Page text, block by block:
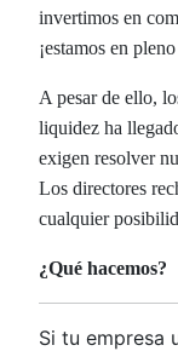
invertimos en
¡estamos en
A pesar de ello,
liquidez ha
exigen resolver
Los directores
cualquier
¿Qué hacemos?
Si tu empresa